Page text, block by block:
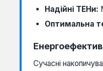
Надійні ТЕНи:
Оптимальна
Сучасні